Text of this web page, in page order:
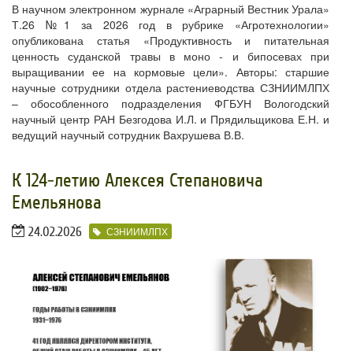
В научном электронном журнале «Аграрный Вестник Урала»
Т.26 №1 за 2026 год в рубрике «Агротехнологии»
опубликована статья «Продуктивность и питательная
ценность суданской травы в моно - и бипосевах при
выращивании ее на кормовые цели». Авторы: старшие
научные сотрудники отдела растениеводства СЗНИИМЛПХ
– обособленного подразделения ФГБУН Вологодский
научный центр РАН Безгодова И.Л. и Прядильщикова Е.Н. и
ведущий научный сотрудник Вахрушева В.В.
​К 124-летию Алексея Степановича
Емельянова
24.02.2026 СЗНИИМЛПХ